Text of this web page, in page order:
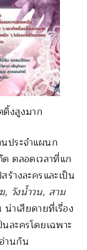
ติ้งสูงมาก
ประจำแผนก
ตลอดเวลาที่แก
างละครและเป็น
, วังน้ำวน, สาม
าเสียดายที่เรื่อง
ละครโดยเฉพาะ
านกัน